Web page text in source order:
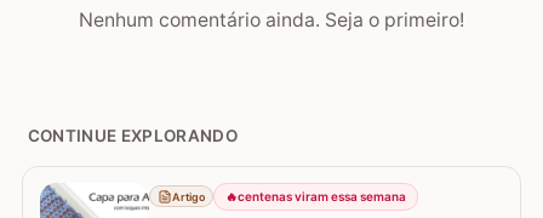
Nenhum comentário ainda. Seja o primeiro!
CONTINUE EXPLORANDO
Artigo 🔥centenas viram essa semana